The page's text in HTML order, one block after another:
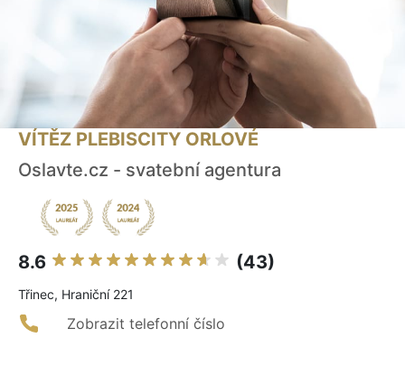
VÍTĚZ PLEBISCITY ORLOVÉ
Oslavte.cz - svatební agentura
8.6 (43)
Třinec, Hraniční 221
Zobrazit telefonní číslo